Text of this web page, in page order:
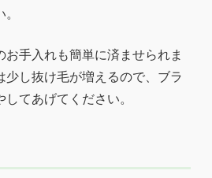
手入れも簡単に済ませられま
少し抜け毛が増えるので、ブラ
てあげてください。